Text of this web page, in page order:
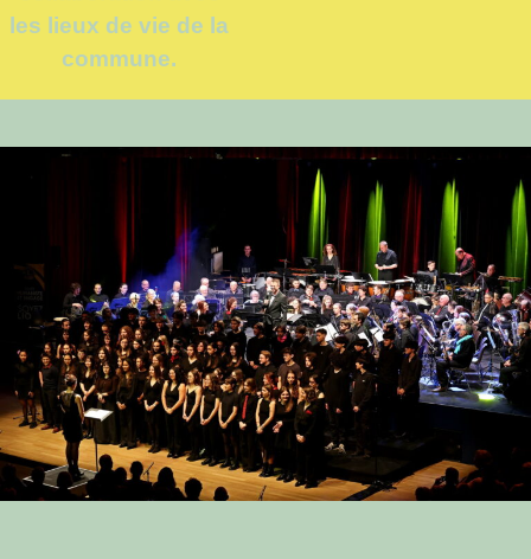
les lieux de vie de la
commune.